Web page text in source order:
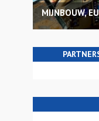
MIJNBOUW,